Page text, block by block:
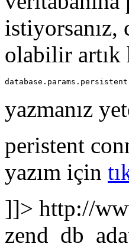
istiyorsanız,
olabilir artık
database.params.persistent
yazmanız
peristent
yazım için
]]> http://